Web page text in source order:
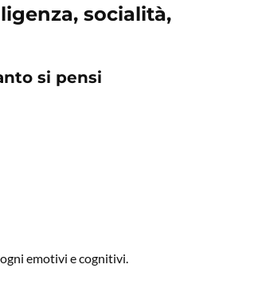
socialità,
si pensi
emotivi e cognitivi.